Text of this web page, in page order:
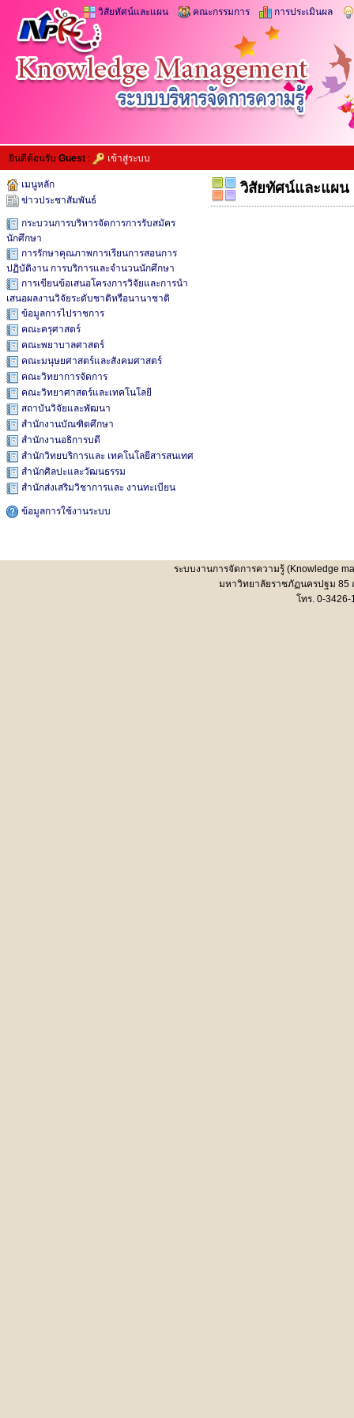
วิสัยทัศน์และแผน คณะกรรมการ การประเมินผล
ยินดีต้อนรับ Guest : เข้าสู่ระบบ
เมนูหลัก
ข่าวประชาสัมพันธ์
กระบวนการบริหารจัดการการรับสมัคร
นักศึกษา
การรักษาคุณภาพการเรียนการสอนการ
ปฏิบัติงาน การบริการและจำนวนนักศึกษา
การเขียนข้อเสนอโครงการวิจัยและการนำ
เสนอผลงานวิจัยระดับชาติหรือนานาชาติ
ข้อมูลการไปราชการ
คณะครุศาสตร์
คณะพยาบาลศาสตร์
คณะมนุษยศาสตร์และสังคมศาสตร์
คณะวิทยาการจัดการ
คณะวิทยาศาสตร์และเทคโนโลยี
สถาบันวิจัยและพัฒนา
สำนักงานบัณฑิตศึกษา
สำนักงานอธิการบดี
สำนักวิทยบริการและ เทคโนโลยีสารสนเทศ
สำนักศิลปะและวัฒนธรรม
สำนักส่งเสริมวิชาการและ งานทะเบียน
ข้อมูลการใช้งานระบบ
วิสัยทัศน์และแผน
ระบบงานการจัดการความรู้ (Knowledge
มหาวิทยาลัยราชภัฏนครปฐม 85
โทร. 0-3426-